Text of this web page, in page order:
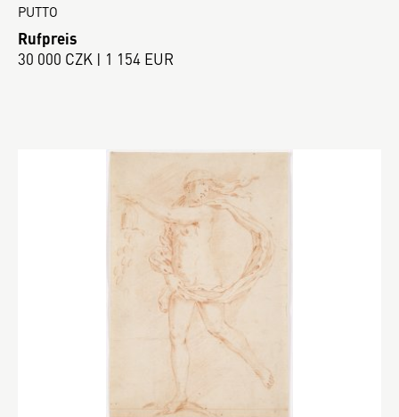
PUTTO
Rufpreis
30 000 CZK | 1 154 EUR